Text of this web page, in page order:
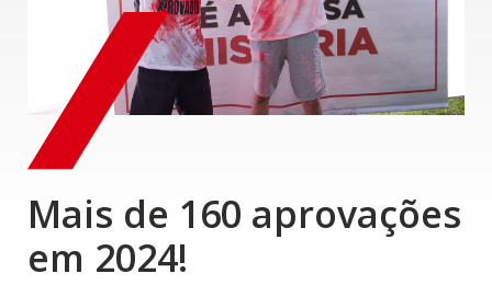
Mais de 160 aprovações
em 2024!